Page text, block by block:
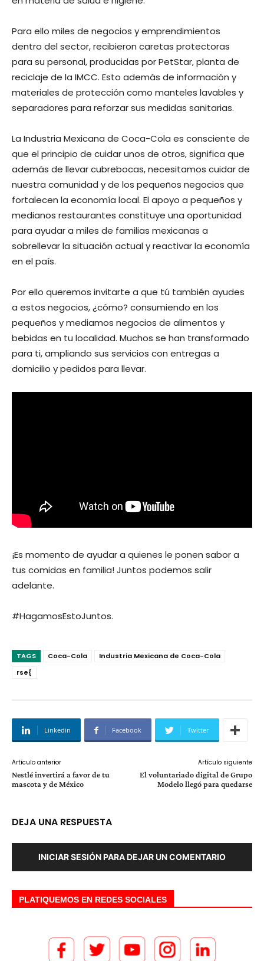
Para ello miles de negocios y emprendimientos
dentro del sector, recibieron caretas protectoras
para su personal, producidas por PetStar, planta de
reciclaje de la IMCC. Esto además de información y
materiales de protección como manteles lavables y
separadores para reforzar sus medidas sanitarias.
La Industria Mexicana de Coca-Cola es consciente de
que el principio de cuidar unos de otros, significa que
además de llevar cubrebocas, necesitamos cuidar de
nuestra comunidad y de los pequeños negocios que
fortalecen la economía local. El apoyo a pequeños y
medianos restaurantes constituye una oportunidad
para ayudar a miles de familias mexicanas a
sobrellevar la situación actual y reactivar la economía
en el país.
Por ello queremos invitarte a que tú también ayudes
a estos negocios, ¿cómo? consumiendo en los
pequeños y mediamos negocios de alimentos y
bebidas en tu localidad. Muchos se han transformado
para ti, ampliando sus servicios con entregas a
domicilio y pedidos para llevar.
¡Es momento de ayudar a quienes le ponen sabor a
tus comidas en familia! Juntos podemos salir
adelante.
#HagamosEstoJuntos.
TAGS Coca-Cola
Industria Mexicana de Coca-Cola
rse{
Linkedin Facebook Twitter
Artículo anterior
Nestlé invertirá a favor de tu
mascota y de México
Artículo siguiente
El voluntariado digital de Grupo
Modelo llegó para quedarse
DEJA UNA RESPUESTA
INICIAR SESIÓN PARA DEJAR UN COMENTARIO
PLATIQUEMOS EN REDES SOCIALES